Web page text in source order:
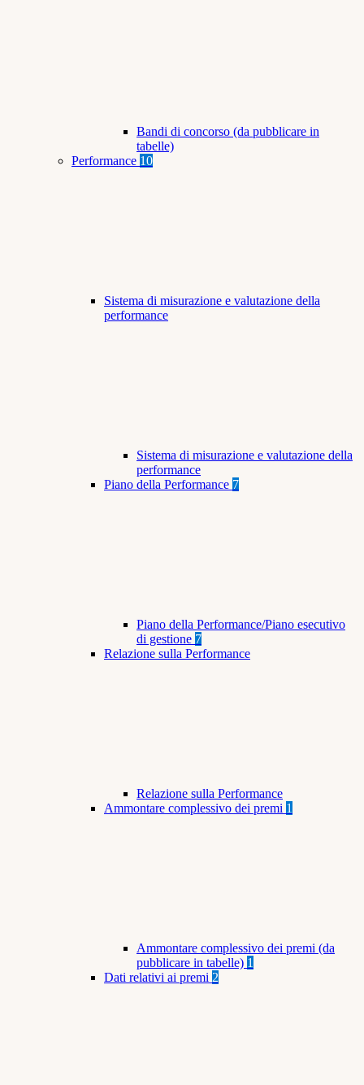
Bandi di concorso (da pubblicare in
tabelle)
Performance 10
Sistema di misurazione e valutazione della
performance
Sistema di misurazione e valutazione della
performance
Piano della Performance 7
Piano della Performance/Piano esecutivo
di gestione 7
Relazione sulla Performance
Relazione sulla Performance
Ammontare complessivo dei premi 1
Ammontare complessivo dei premi (da
pubblicare in tabelle) 1
Dati relativi ai premi 2